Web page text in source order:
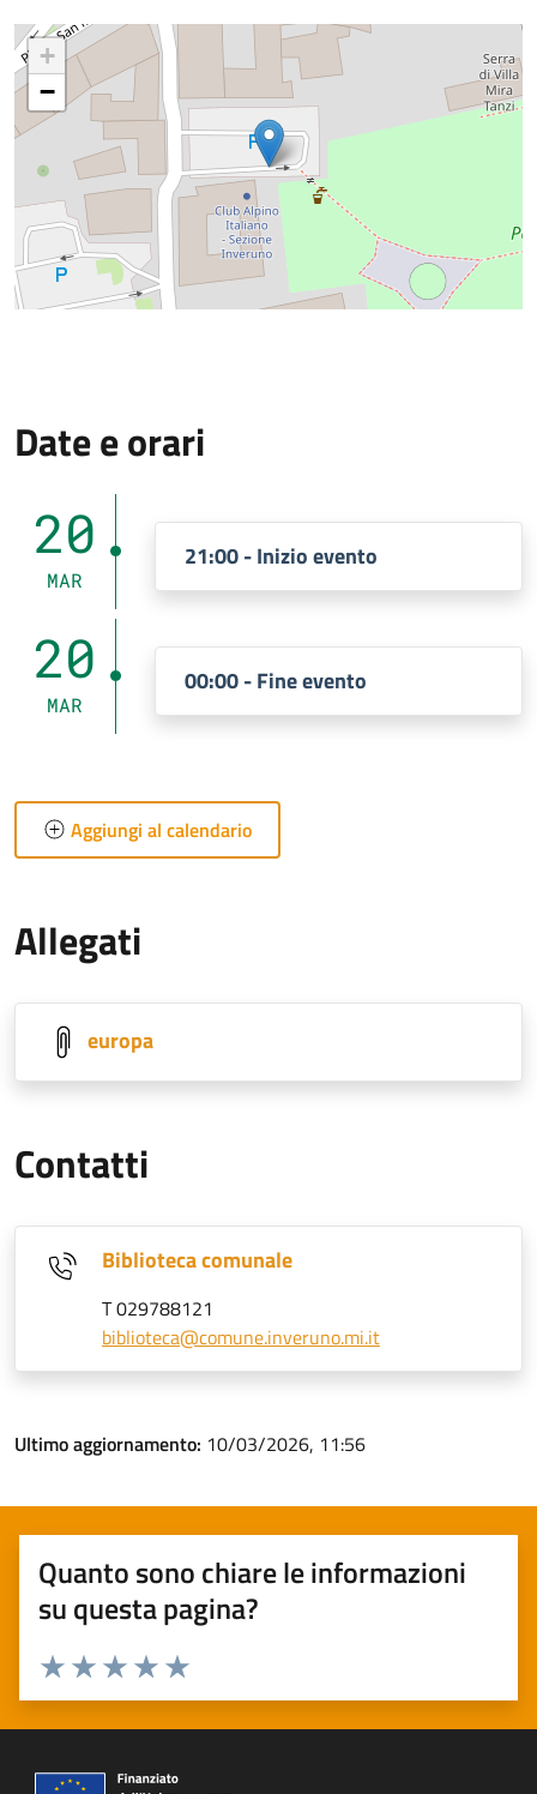
+
−
Date e orari
20
MAR
21:00 - Inizio evento
20
MAR
00:00 - Fine evento
Aggiungi al calendario
Allegati
europa
Contatti
Biblioteca comunale
T 029788121
biblioteca@comune.inveruno.mi.it
Ultimo aggiornamento: 10/03/2026, 11:56
Quanto sono chiare le informazioni
su questa pagina?
Valuta 5 stelle su 5
Valuta 4 stelle su 5
Valuta 3 stelle su 5
Valuta 2 stelle su 5
Valuta 1 stelle su 5